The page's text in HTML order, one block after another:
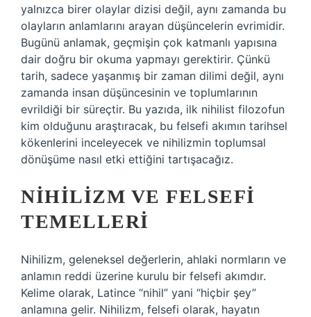
yalnızca birer olaylar dizisi değil, aynı zamanda bu
olayların anlamlarını arayan düşüncelerin evrimidir.
Bugünü anlamak, geçmişin çok katmanlı yapısına
dair doğru bir okuma yapmayı gerektirir. Çünkü
tarih, sadece yaşanmış bir zaman dilimi değil, aynı
zamanda insan düşüncesinin ve toplumlarının
evrildiği bir süreçtir. Bu yazıda, ilk nihilist filozofun
kim olduğunu araştıracak, bu felsefi akımın tarihsel
kökenlerini inceleyecek ve nihilizmin toplumsal
dönüşüme nasıl etki ettiğini tartışacağız.
NIHILIZM VE FELSEFI
TEMELLERI
Nihilizm, geleneksel değerlerin, ahlaki normların ve
anlamın reddi üzerine kurulu bir felsefi akımdır.
Kelime olarak, Latince “nihil” yani “hiçbir şey”
anlamına gelir. Nihilizm, felsefi olarak, hayatın